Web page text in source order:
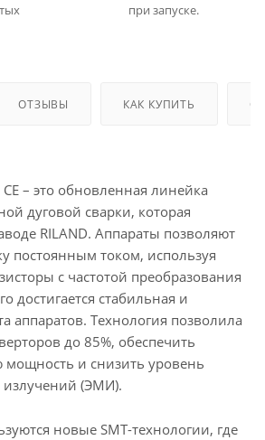
при запуске.
ОТЗЫВЫ КАК КУПИТЬ
СE – это обновленная линейка
дуговой сварки, которая
RILAND. Аппараты позволяют
постоянным током, используя
с частотой преобразования
достигается стабильная и
аппаратов. Технология позволила
до 85%, обеспечить
и снизить уровень
излучений (ЭМИ).
новые SMT-технологии, где